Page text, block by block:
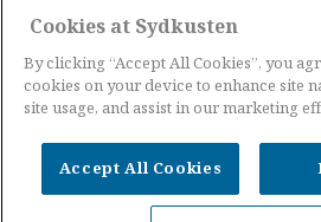
Spanien. Genom nyhetsbevakning av
informationsförmedling för svenskar i
Cookies at Sydkusten
By clicking “Accept All Cookies”, you
cookies on your device to enhance site
site usage, and assist in our marketing
Accept All Cookies